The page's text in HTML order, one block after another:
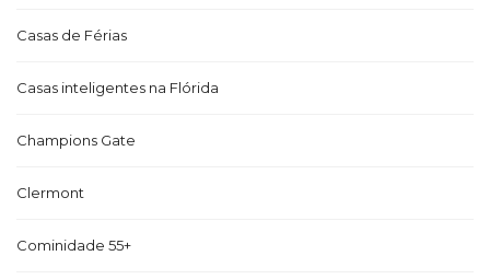
Casas de Férias
Casas inteligentes na Flórida
Champions Gate
Clermont
Cominidade 55+